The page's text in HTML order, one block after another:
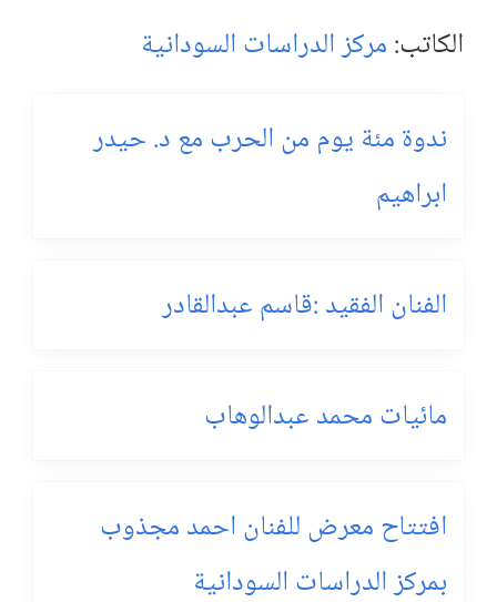
الكاتب: مركز الدراسات السودانية
ندوة مئة يوم من الحرب مع د. حيدر
ابراهيم
الفنان الفقيد :قاسم عبدالقادر
مائيات محمد عبدالوهاب
افتتاح معرض للفنان احمد مجذوب
بمركز الدراسات السودانية